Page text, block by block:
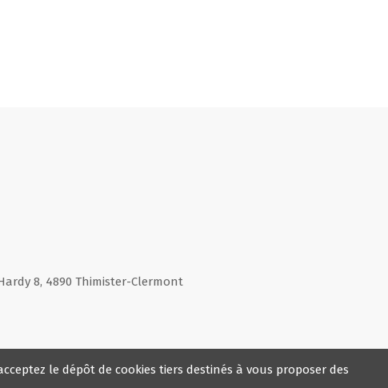
8, 4890 Thimister-Clermont
le dépôt de cookies tiers destinés à vous proposer des